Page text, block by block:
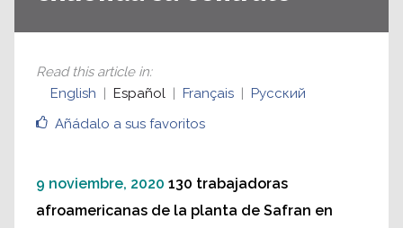
Añádalo a sus favoritos
Read this article in:
English
Español Français Русский
9 noviembre, 2020 130 trabajadoras
afroamericanas de la planta de Safran en